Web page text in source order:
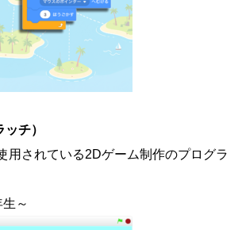
チ）
用されている2Dゲーム制作のプログラ
～